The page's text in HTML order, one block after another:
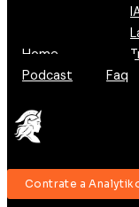
Home
Podcast
Faq
Contrate a